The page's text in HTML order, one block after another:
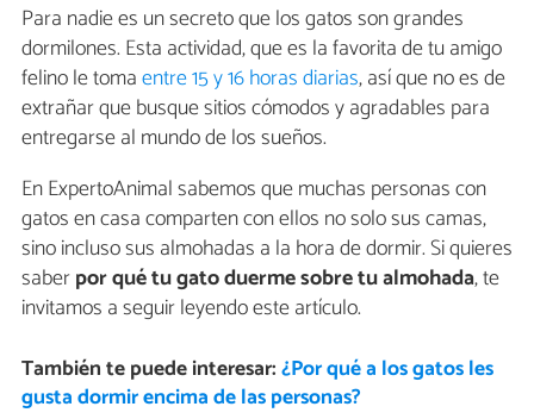
Para nadie es un secreto que los gatos son grandes
dormilones. Esta actividad, que es la favorita de tu amigo
felino le tomaentre 15 y 16 horas diarias, así que no es de
extrañar que busque sitios cómodos y agradables para
entregarse al mundo de los sueños.
En ExpertoAnimal sabemos que muchas personas con
gatos en casa comparten con ellos no solo sus camas,
sino incluso sus almohadas a la hora de dormir. Si quieres
saberpor qué tu gato duerme sobre tu almohada, te
invitamos a seguir leyendo este artículo.
También te puede interesar:¿Por qué a los gatos les
gusta dormir encima de las personas?